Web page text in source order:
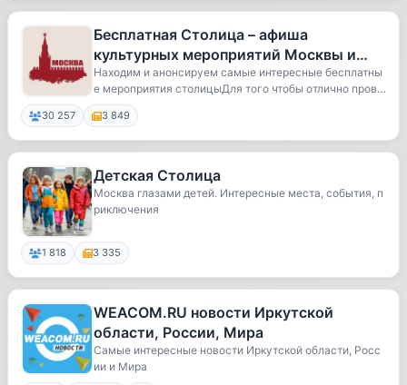
Бесплатная Столица – афиша
культурных мероприятий Москвы и
области
Находим и анонсируем самые интересные бесплатны
е мероприятия столицыДля того чтобы отлично прове
с...
30 257 3 849
Детская Столица
Москва глазами детей. Интересные места, события, п
риключения
1 818 3 335
WEACOM.RU новости Иркутской
области, России, Мира
Самые интересные новости Иркутской области, Росс
ии и Мира